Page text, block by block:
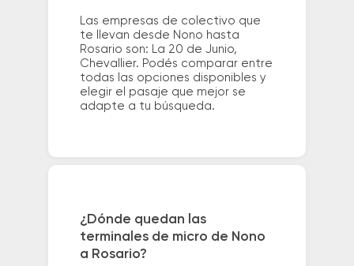
Las empresas de colectivo que
te llevan desde Nono hasta
Rosario son: La 20 de Junio,
Chevallier. Podés comparar entre
todas las opciones disponibles y
elegir el pasaje que mejor se
adapte a tu búsqueda.
¿Dónde quedan las
terminales de micro de Nono
a Rosario?